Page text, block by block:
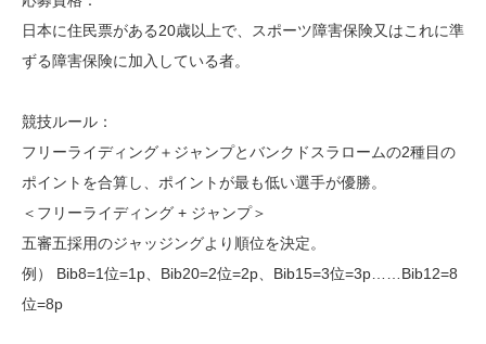
日本に住民票がある20歳以上で、スポーツ障害保険又はこれに準
ずる障害保険に加入している者。
競技ルール：
フリーライディング＋ジャンプとバンクドスラロームの2種目の
ポイントを合算し、ポイントが最も低い選手が優勝。
＜フリーライディング + ジャンプ＞
五審五採用のジャッジングより順位を決定。
例） Bib8=1位=1p、Bib20=2位=2p、Bib15=3位=3p……Bib12=8
位=8p